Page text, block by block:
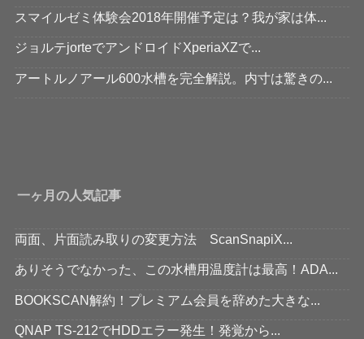
スマイルゼミ体験会2018年開催予定は？我が家は体...
ジョルテjorteでアンドロイドXperiaXZで...
アートルノアール600水槽を完全解説。内寸は驚きの...
一ヶ月の人気記事
両面、片面読み取りの変更方法 ScanSnapiX...
ありそうでなかった、この水槽用温度計は最高！ADA...
BOOKSCAN解約！プレミアム会員を辞めた大きな...
QNAP TS-212でHDDエラー発生！発覚から...